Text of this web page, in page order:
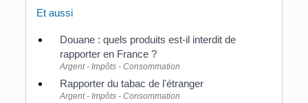
Et aussi
Douane : quels produits est-il interdit de
rapporter en France ?
Argent - Impôts - Consommation
Rapporter du tabac de l'étranger
Argent - Impôts - Consommation